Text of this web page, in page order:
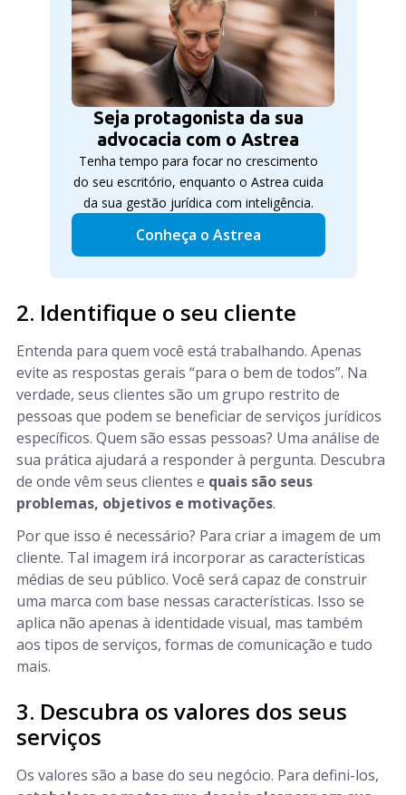
Seja protagonista da sua
advocacia com o Astrea
Tenha tempo para focar no crescimento
do seu escritório, enquanto o Astrea cuida
da sua gestão jurídica com inteligência.
Conheça o Astrea
2. Identifique o seu cliente
Entenda para quem você está trabalhando. Apenas
evite as respostas gerais “para o bem de todos”. Na
verdade, seus clientes são um grupo restrito de
pessoas que podem se beneficiar de serviços jurídicos
específicos. Quem são essas pessoas? Uma análise de
sua prática ajudará a responder à pergunta. Descubra
de onde vêm seus clientes e quais são seus
problemas, objetivos e motivações.
Por que isso é necessário? Para criar a imagem de um
cliente. Tal imagem irá incorporar as características
médias de seu público. Você será capaz de construir
uma marca com base nessas características. Isso se
aplica não apenas à identidade visual, mas também
aos tipos de serviços, formas de comunicação e tudo
mais.
3. Descubra os valores dos seus
serviços
Os valores são a base do seu negócio. Para defini-los,